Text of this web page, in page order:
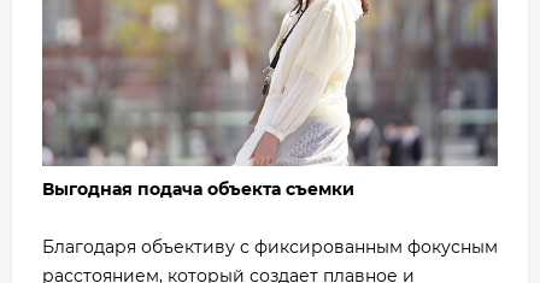
Выгодная подача объекта съемки
Благодаря объективу с фиксированным фокусным
расстоянием, который создает плавное и